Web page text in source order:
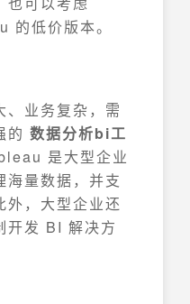
低价版本。
、业务复杂，需
的 数据分析bi工
是大型企业
海量数据，并支
外，大型企业还
开发 BI 解决方